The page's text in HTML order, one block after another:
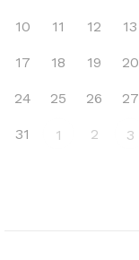
10 11 12 13
17 18 19 20
24 25 26 27
31 1 2 3